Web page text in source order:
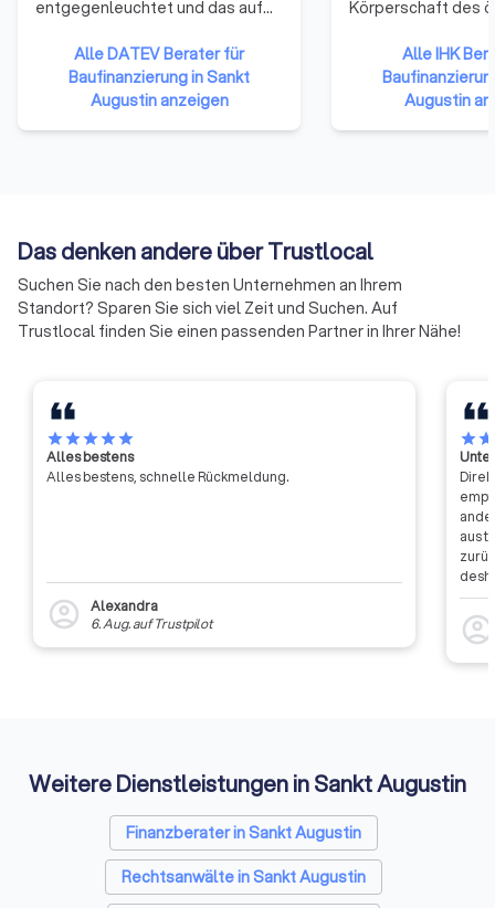
entgegenleuchtet und das auf
finden ist. Wer DATEV allerdings
näher kennt, weiß: Dieses
Quadrat steht für qualitativ
Unternehmen.
Alle DATEV Berater für
Baufinanzierung in Sankt
Augustin anzeigen
Körperschaft des
Unternehmen
Unternehmen mit
an.
Alle IHK
Augustin
Das denken andere über Trustlocal
Suchen Sie nach den besten Unternehmen an Ihrem
Standort? Sparen Sie sich viel Zeit und Suchen. Auf
Trustlocal finden Sie einen passenden Partner in Ihrer Nähe!
starstarstarstarstar
Alles bestens
Alles bestens, schnelle Rückmeldung.
account_circle
Alexandra
6. Aug.auf Trustpilot
starstar
aus
dass
account_circle
Weitere Dienstleistungen in Sankt Augustin
Finanzberater in Sankt Augustin
Rechtsanwälte in Sankt Augustin